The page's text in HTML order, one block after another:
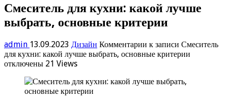
Смеситель для кухни: какой лучше
выбрать, основные критерии
admin 13.09.2023 Дизайн Комментарии к записи Смеситель
для кухни: какой лучше выбрать, основные критерии
отключены 21 Views